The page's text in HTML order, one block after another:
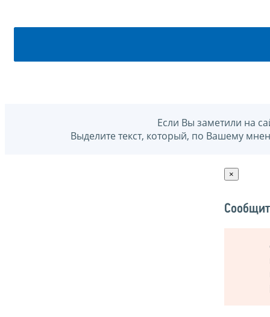
Если Вы заметили на
Выделите текст, который, по Вашему
×